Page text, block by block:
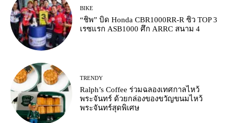
BIKE
“ชิพ” บิด Honda CBR1000RR-R ซิว TOP 3
เรซแรก ASB1000 ศึก ARRC สนาม 4
TRENDY
Ralph’s Coffee ร่วมฉลองเทศกาลไหว้
พระจันทร์ ด้วยกล่องของขวัญขนมไหว้
พระจันทร์สุดพิเศษ